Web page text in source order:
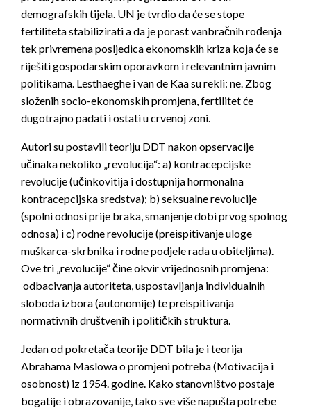
demografskih tijela. UN je tvrdio da će se stope
fertiliteta stabilizirati a da je porast vanbračnih rođenja
tek privremena posljedica ekonomskih kriza koja će se
riješiti gospodarskim oporavkom i relevantnim javnim
politikama. Lesthaeghe i van de Kaa su rekli: ne. Zbog
složenih socio-ekonomskih promjena, fertilitet će
dugotrajno padati i ostati u crvenoj zoni.
Autori su postavili teoriju DDT nakon opservacije
učinaka nekoliko „revolucija“: a) kontracepcijske
revolucije (učinkovitija i dostupnija hormonalna
kontracepcijska sredstva); b) seksualne revolucije
(spolni odnosi prije braka, smanjenje dobi prvog spolnog
odnosa) i c) rodne revolucije (preispitivanje uloge
muškarca-skrbnika i rodne podjele rada u obiteljima).
Ove tri „revolucije“ čine okvir vrijednosnih promjena:
odbacivanja autoriteta, uspostavljanja individualnih
sloboda izbora (autonomije) te preispitivanja
normativnih društvenih i političkih struktura.
Jedan od pokretača teorije DDT bila je i teorija
Abrahama Maslowa o promjeni potreba (Motivacija i
osobnost) iz 1954. godine. Kako stanovništvo postaje
bogatije i obrazovanije, tako sve više napušta potrebe